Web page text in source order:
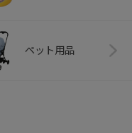
ペット用品